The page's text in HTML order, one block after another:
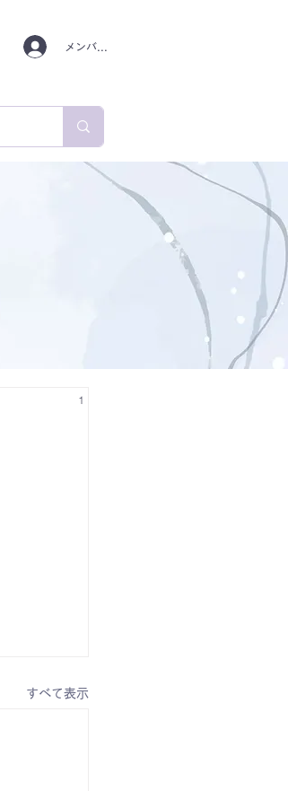
メンバーログイン
すべて表示
1